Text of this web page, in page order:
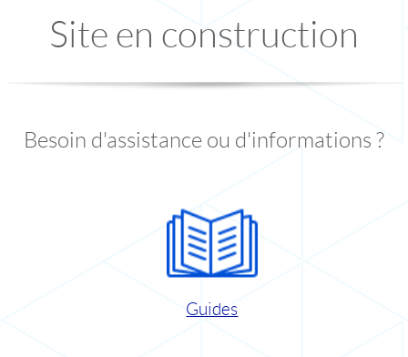
Site en construction
Besoin d'assistance ou d'informations ?
Guides